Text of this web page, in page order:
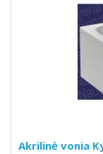
Akrilinė vonia